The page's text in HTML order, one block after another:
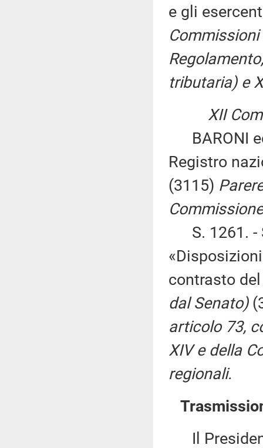
e gli
Commissioni
tributaria) e
XII
BARONI
Registro
(3115)
S. 1261. -
contrasto
dal Senato)
articolo 73,
XIV e della
regionali.
Il